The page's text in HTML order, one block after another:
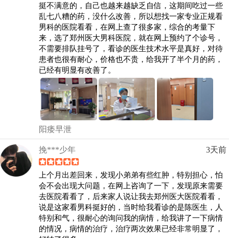
挺不满意的，自己也越来越缺乏自信，这期间吃过一些
乱七八糟的药，没什么改善，所以想找一家专业正规看
男科的医院看看，在网上查了很多家，综合的考量下
来，选了郑州医大男科医院，就在网上预约了个诊号，
不需要排队挂号了，看诊的医生技术水平是真好，对待
患者也很有耐心，价格也不贵，给我开了半个月的药，
已经有明显有改善了。
阳痿早泄
挽***少年 3天前
上个月出差回来，发现小弟弟有些红肿，特别担心，怕
会不会出现大问题，在网上咨询了一下，发现原来需要
去医院看看了，后来家人说让我去郑州医大医院看看，
说是这家看男科挺好的，当时给我看诊的是陈医生，人
特别和气，很耐心的询问我的病情，给我讲了一下病情
的情况，病情的治疗，治疗两次效果已经非常明显了，